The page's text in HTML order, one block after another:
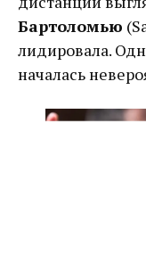
Бартоломью
лидировала.
началась